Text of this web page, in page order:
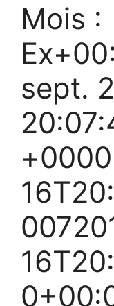
Mois :
sept.